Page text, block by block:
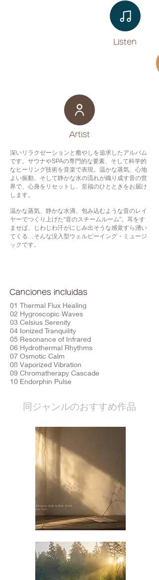
Listen​
​Artist
深いリラクゼーションと癒やしを追求したアルバム
です。サウナやSPAの専門的な要素、そして科学的
なヒーリング技術を音楽で表現。温かな蒸気、心地
よい振動、そして静かな水の流れが織り成す音の世
界で、心身をリセットし、至福のひとときをお届け
します。
温かな蒸気、静かな水滴、包み込むような音のレイ
ヤーでつくり上げた“音のスチームルーム”。耳をす
ませば、じわじわ汗がにじみ出そうな感覚すら湧い
てくる…そんな没入型ウェルビーイング・ミュージ
ックです。
Canciones incluidas
01 Thermal Flux Healing
02 Hygroscopic Waves
03 Celsius Serenity
04 Ionized Tranquility
05 Resonance of Infrared
06 Hydrothermal Rhythms
07 Osmotic Calm
08 Vaporized Vibration
09 Chromatherapy Cascade
10 Endorphin Pulse
​同ジャンルのおすすめ作品